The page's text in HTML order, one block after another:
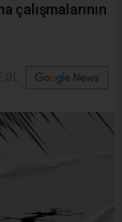
çalışmalarının